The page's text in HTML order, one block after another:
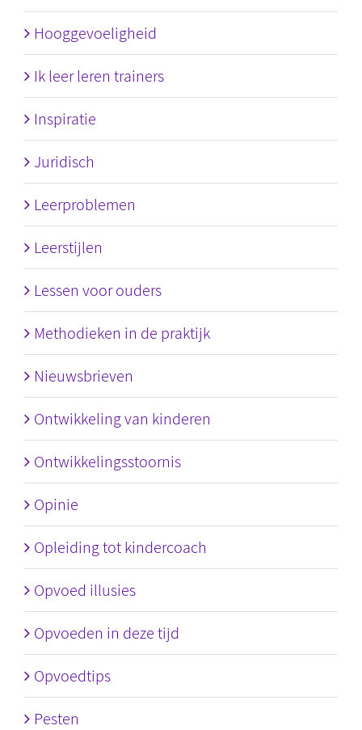
Hooggevoeligheid
Ik leer leren trainers
Inspiratie
Juridisch
Leerproblemen
Leerstijlen
Lessen voor ouders
Methodieken in de praktijk
Nieuwsbrieven
Ontwikkeling van kinderen
Ontwikkelingsstoornis
Opinie
Opleiding tot kindercoach
Opvoed illusies
Opvoeden in deze tijd
Opvoedtips
Pesten